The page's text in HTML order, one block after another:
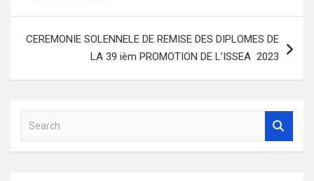
CEREMONIE SOLENNELE DE REMISE DES DIPLOMES DE
LA 39 ièm PROMOTION DE L’ISSEA 2023
a